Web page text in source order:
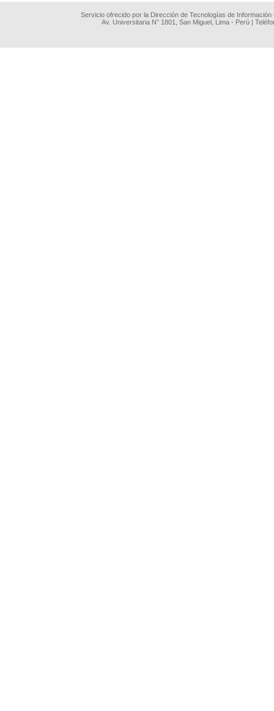
Servicio ofrecido por la Dirección de Tecnologías de
Av. Universitaria N° 1801, San Miguel, Lima - Perú |